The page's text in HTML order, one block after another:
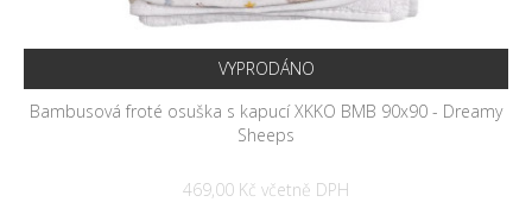
VYPRODÁNO
Bambusová froté osuška s kapucí XKKO BMB 90x90 - Dreamy
Sheeps
469,00 Kč